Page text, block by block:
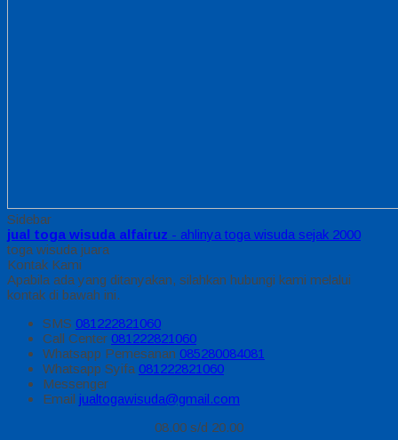
Sidebar
jual toga wisuda alfairuz - ahlinya toga wisuda sejak 2000
toga wisuda juara
Kontak Kami
Apabila ada yang ditanyakan, silahkan hubungi kami melalui
kontak di bawah ini.
SMS 081222821060
Call Center 081222821060
Whatsapp Pemesanan 085280084081
Whatsapp Syifa 081222821060
Messenger
Email jualtogawisuda@gmail.com
08.00 s/d 20.00